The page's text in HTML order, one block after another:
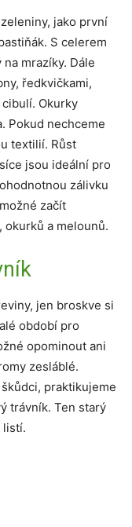
jako první
S celerem
mrazíky. Dále
ředkvičkami,
Okurky
Pokud nechceme
textilií. Růst
jsou ideální pro
zálivku
začít
okurků a melounů.
jen broskve si
období pro
opominout ani
zesláblé.
praktikujeme
trávník. Ten starý
listí.